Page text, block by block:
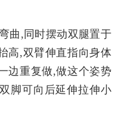
曲,同时摆动双腿置于
高,双臂伸直指向身体
边重复做,做这个姿势
脚可向后延伸拉伸小